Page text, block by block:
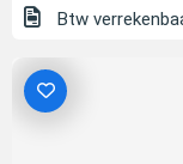
Btw